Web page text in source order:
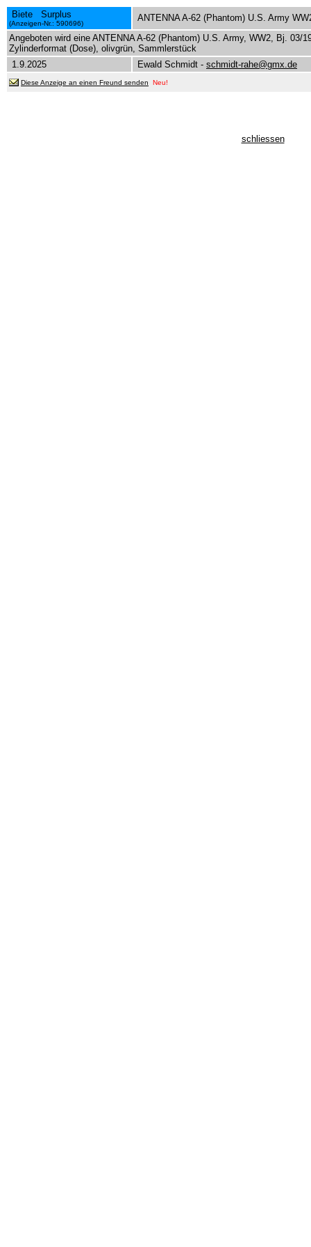
Biete Surplus
(Anzeigen-Nr.: 590696)
ANTENNA A-62 (Phantom) U.S. Army
Angeboten wird eine ANTENNA A-62 (Phantom) U.S. Army, WW2, Bj. 03/
Zylinderformat (Dose), olivgrün, Sammlerstück
1.9.2025
Ewald Schmidt - schmidt-rahe@gmx.de
Diese Anzeige an einen Freund senden Neu!
schliessen